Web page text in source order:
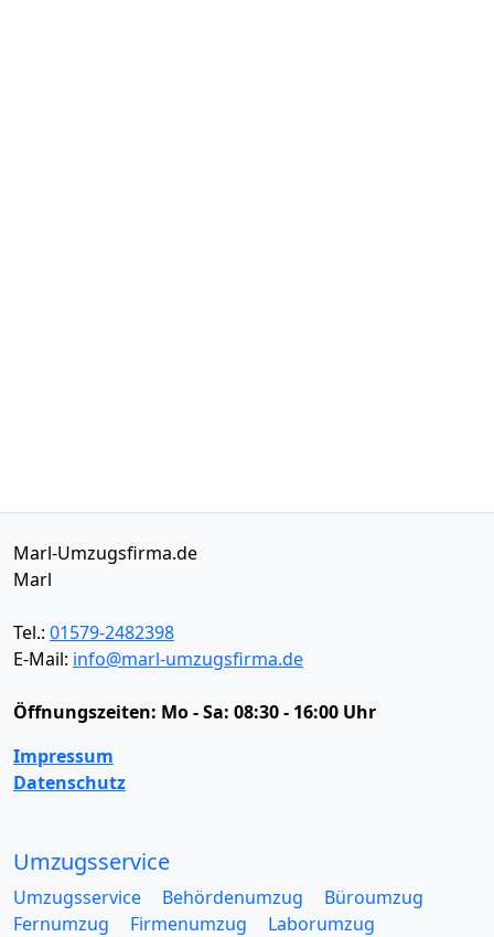
Marl-Umzugsfirma.de
Marl
Tel.: 01579-2482398
E-Mail: info@marl-umzugsfirma.de
Öffnungszeiten: Mo - Sa: 08:30 - 16:00 Uhr
Impressum
Datenschutz
Umzugsservice
Umzugsservice Behördenumzug
Büroumzug
Fernumzug
Firmenumzug
Laborumzug